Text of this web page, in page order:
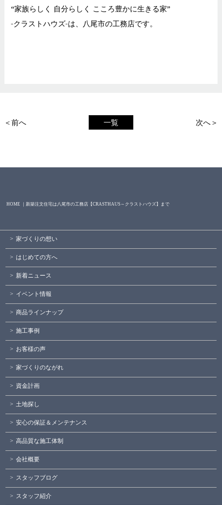
“家族らしく 自分らしく こころ豊かに生きる家”
-クラストハウズ-は、八尾市の工務店です。
一覧
＜前へ 次へ＞
HOME ｜新築注文住宅は八尾市の工務店【CRASTHAUS～クラストハウズ】まで
家づくりの想い
はじめての方へ
新着ニュース
イベント情報
商品ラインナップ
施工事例
お客様の声
家づくりのながれ
資金計画
土地探し
安心の保証＆メンテナンス
高品質な施工体制
会社概要
スタッフブログ
スタッフ紹介